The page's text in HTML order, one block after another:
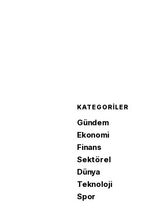
KATEGORILER
Gündem
Ekonomi
Finans
Sektörel
Dünya
Teknoloji
Spor